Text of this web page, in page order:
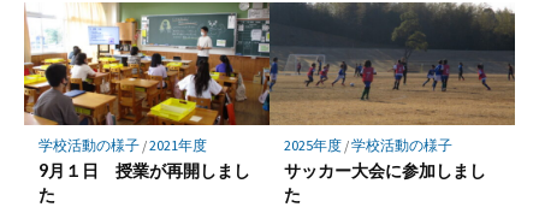
マ
ー
ク
に
保
存
学校活動の様子/2021年度
9月１日 授業が再開しまし
た
2025年度/学校活動の様子
サッカー大会に参加しまし
た